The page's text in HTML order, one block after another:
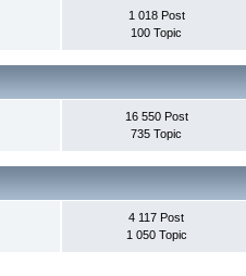
1 018 Post
100 Topic
16 550 Post
735 Topic
4 117 Post
1 050 Topic